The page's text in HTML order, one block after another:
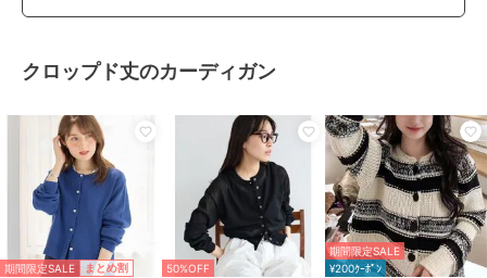
クロップド丈のカーディガン
期間限定SALE まとめ割 50%OFF
期間限定SALE
¥200ｸｰﾎﾟﾝ